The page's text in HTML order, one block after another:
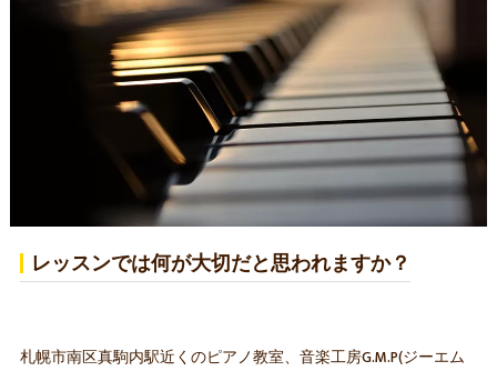
レッスンでは何が大切だと思われますか？
札幌市南区真駒内駅近くのピアノ教室、音楽工房G.M.P(ジーエム